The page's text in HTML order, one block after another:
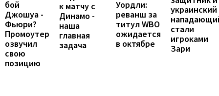
бой
Джошуа -
Фьюри?
Промоутер
озвучил
свою
позицию
к матчу с
Динамо -
наша
главная
задача
Уордли:
реванш за
титул WBO
ожидается
в октябре
украинский
стали
игроками
Зари